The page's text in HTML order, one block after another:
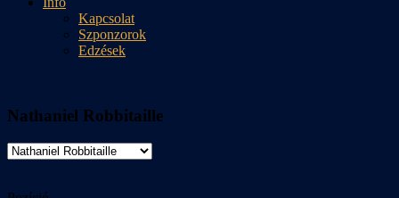
Kapcsolat
Szponzorok
Edzések
Nathaniel Robbitaille